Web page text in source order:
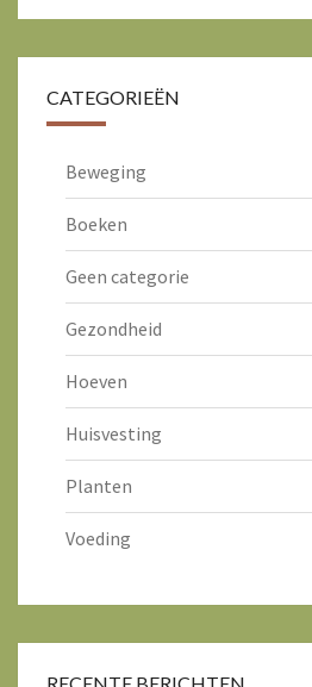
CATEGORIEËN
Beweging
Boeken
Geen categorie
Gezondheid
Hoeven
Huisvesting
Planten
Voeding